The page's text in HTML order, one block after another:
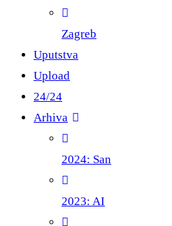
Zagreb
Uputstva
Upload
24/24
Arhiva
2024: San
2023: AI